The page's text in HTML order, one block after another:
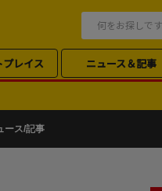
プレイス ニュース＆記事
ース/記事